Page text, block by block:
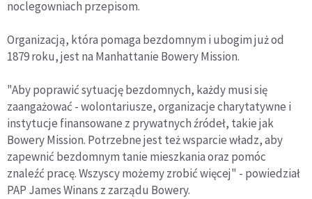
noclegowniach przepisom.
Organizacją, która pomaga bezdomnym i ubogim już od
1879 roku, jest na Manhattanie Bowery Mission.
"Aby poprawić sytuację bezdomnych, każdy musi się
zaangażować - wolontariusze, organizacje charytatywne i
instytucje finansowane z prywatnych źródeł, takie jak
Bowery Mission. Potrzebne jest też wsparcie władz, aby
zapewnić bezdomnym tanie mieszkania oraz pomóc
znaleźć pracę. Wszyscy możemy zrobić więcej" - powiedział
PAP James Winans z zarządu Bowery.